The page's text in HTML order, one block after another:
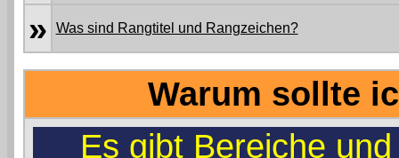
» Was sind Rangtitel und Rangzeichen?
Warum sollte
Es gibt Bereiche